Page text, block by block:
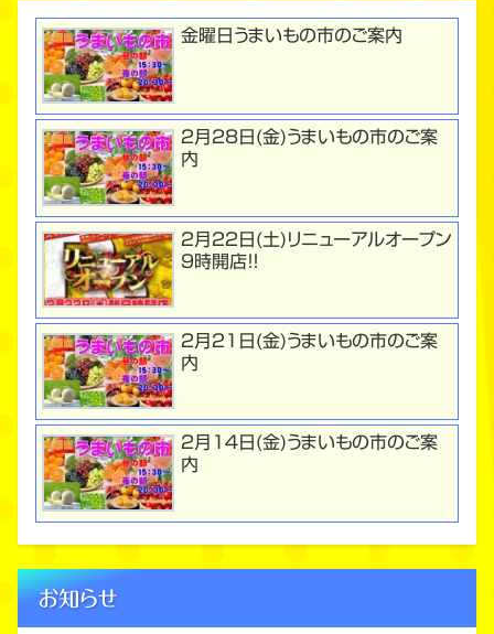
金曜日うまいもの市のご案内
２月２8日(金)うまいもの市のご案
内
２月２２日(土)リニューアルオープン
９時開店！！
２月２１日(金)うまいもの市のご案
内
２月１４日(金)うまいもの市のご案
内
お知らせ